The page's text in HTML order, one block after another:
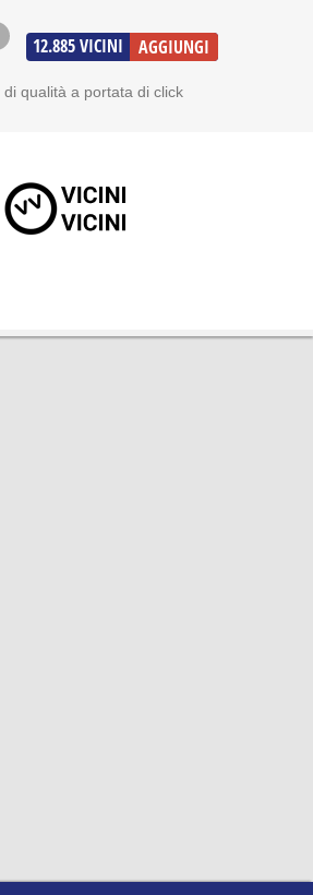
12.885 VICINI AGGIUNGI
di qualità a portata di click